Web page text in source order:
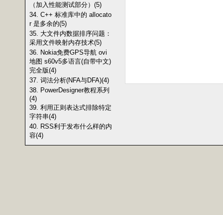
（加入性能测试部分）(5)
34. C++ 标准库中的 allocato
r 是多余的(5)
35. 大文件内数据排序问题：
采用文件映射内存技术(5)
36. Nokia免费GPS导航 ovi
地图 s60v5多语言(自带中文)
完全版(4)
37. 词法分析(NFA与DFA)(4)
38. PowerDesigner教程系列
(4)
39. 利用正则表达式排除特定
字符串(4)
40. RSS利于发布什么样的内
容(4)